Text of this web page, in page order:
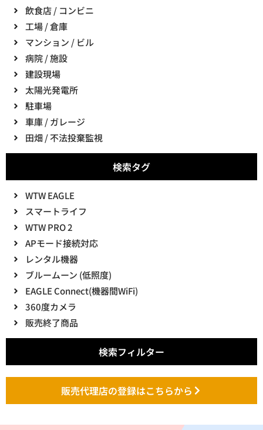
飲食店 / コンビニ
工場 / 倉庫
マンション / ビル
病院 / 施設
建設現場
太陽光発電所
駐車場
車庫 / ガレージ
田畑 / 不法投棄監視
検索タグ
WTW EAGLE
スマートライフ
WTW PRO 2
APモード接続対応
レンタル機器
ブルームーン (低照度)
EAGLE Connect(機器間WiFi)
360度カメラ
販売終了商品
検索フィルター
販売代理店の登録はこちらから